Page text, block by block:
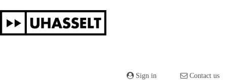
navigation
Sign in Contact us